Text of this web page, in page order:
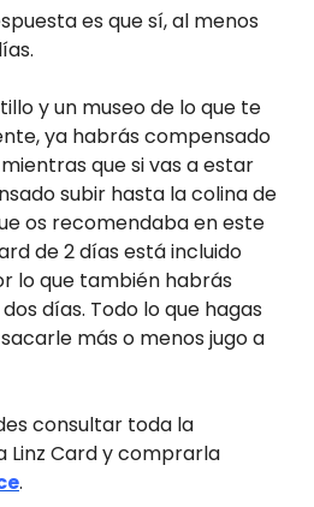
es que sí, al menos
y un museo de lo que te
ya habrás compensado
mientras que si vas a estar
subir hasta la colina de
os recomendaba en este
de 2 días está incluido
lo que también habrás
días. Todo lo que hagas
más o menos jugo a
consultar toda la
Linz Card y comprarla
.